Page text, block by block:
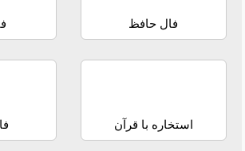
فال حافظ
استخاره با قرآن